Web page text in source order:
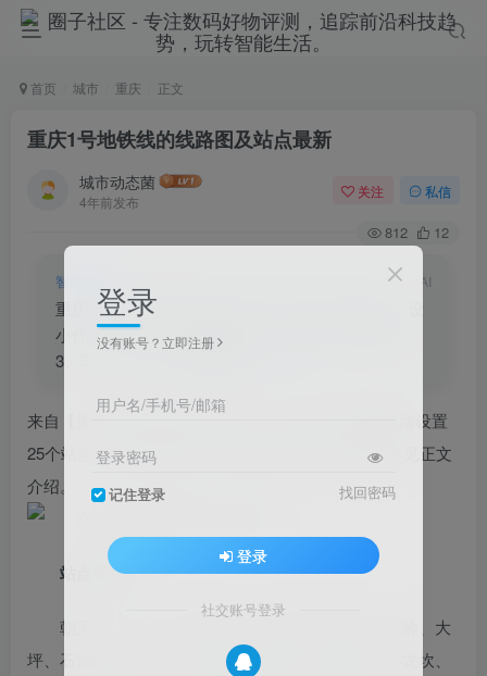
首页 城市 重庆 正文
重庆1号地铁线的线路图及站点最新
城市动态菌
4年前发布
关注 私信
812 12
智能摘要 AI
重庆轨道交通1号线共25个站点，朝天门至璧山，设
小什字、较场口、两路口等8个换乘站，可换乘2、
3、5、6、9、10号线及环线。
来自【重庆市轨道交通】的消息，
重庆1号线地铁线路设置
25个站点，具体站点设置、换乘站点设置、线路图详见正文
介绍。
站点设置：
朝天门、小什字、较场口、七星岗、两路口、鹅岭、大
坪、石油路、歇台子、石桥铺、高庙村、马家岩、小龙坎、
登录
没有账号？立即注册
用户名/手机号/邮箱
登录密码
记住登录 找回密码
登录
社交账号登录